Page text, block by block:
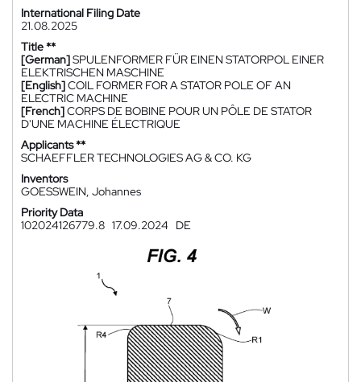
International Filing Date
21.08.2025
Title **
[German]SPULENFORMER FÜR EINEN STATORPOL EINER
ELEKTRISCHEN MASCHINE
[English]COIL FORMER FOR A STATOR POLE OF AN
ELECTRIC MACHINE
[French]CORPS DE BOBINE POUR UN PÔLE DE STATOR
D'UNE MACHINE ÉLECTRIQUE
Applicants **
SCHAEFFLER TECHNOLOGIES AG & CO. KG
Inventors
GOESSWEIN, Johannes
Priority Data
102024126779.8 17.09.2024 DE